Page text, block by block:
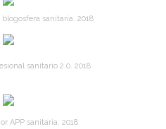
sanitaria. 2018
sanitario 2.0. 2018
APP sanitaria. 2018